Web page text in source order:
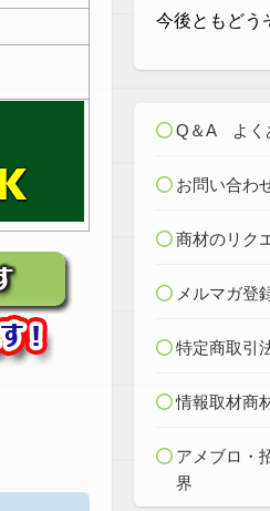
今後ともどう
Q＆A よく
お問い合わ
商材のリク
メルマガ登
特定商取引
情報取材商
アメブロ・
界